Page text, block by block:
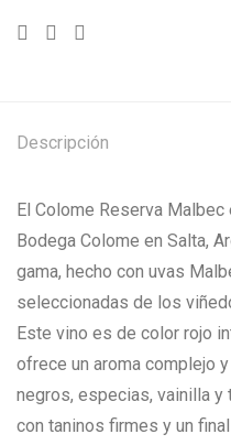
Descripción
El Colome Reserva
Bodega Colome en Salta,
gama, hecho con uvas
seleccionadas de los
Este vino es de color rojo
ofrece un aroma complejo
negros, especias, vainilla y
con taninos firmes y un